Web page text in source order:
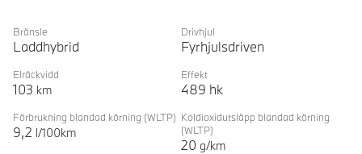
Bränsle
Laddhybrid
Drivhjul
Fyrhjulsdriven
Elräckvidd
103 km
Effekt
489 hk
Förbrukning blandad körning (WLTP)
9,2 l/100km
Koldioxidutsläpp blandad körning
(WLTP)
20 g/km